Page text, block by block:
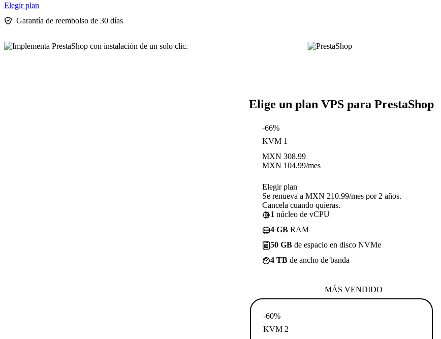
Elegir plan
Garantía de reembolso de 30 días
Elige un plan VPS para PrestaShop
-66%
KVM 1
MXN 308.99
MXN 104.99/mes
Elegir plan
Se renueva a MXN 210.99/mes por 2 años.
Cancela cuando quieras.
1 núcleo de vCPU
4 GB RAM
50 GB de espacio en disco NVMe
4 TB de ancho de banda
MÁS VENDIDO
-60%
KVM 2